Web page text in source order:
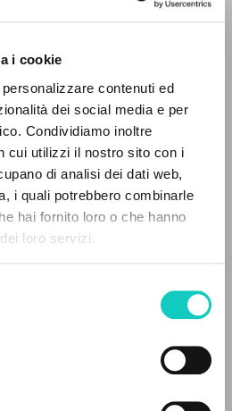
i cookie
contenuti ed
dei social media e per
Condividiamo inoltre
cui utilizzi il nostro sito con i
di analisi dei dati web,
i quali potrebbero combinarle
hai fornito loro o che hanno
loro servizi.
BÚSQUEDA AVANZADA »
ENCONTRADOS
SUCESIVOS